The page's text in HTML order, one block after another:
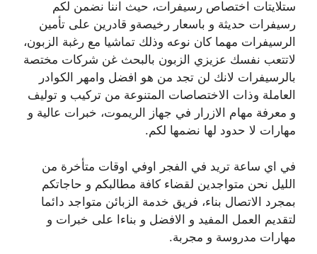
ستلايتات اختصاص رسيفرات، حيث اننا نضمن لكم
رسيفرات حديثة و باسعار رخيصةو قادرين على تأمين
الرسيفرات مهما كان نوعه وذلك تماشيا مع رغبة الزبون،
لاتتعب نفسك عزيزي الزبون بالبحث غن شركات مختصة
بالرسيفرات لانك لن تجد من هو افضل وامهر الكوادر
العاملة وذات الاختصاصات المتنوعة من تركيب و توليف
و معرفة مهام الازرار في جهاز الريموت، خبرات عالية و
مهارات لا حدود لها نضمها لكم.
في اي ساعة تريد في الفجر اوفي اوقات متأخرة من
الليل نحن متواجدين لقضاء كافة مطالبكم و حاجاتكم
بمجرد الاتصال بناء، فريق خدمة الزبائن متواجد دائما
لتقديم العمل المفيد و الافضل و بناءا على خبرات و
مهارات مدروسة و مجربة.